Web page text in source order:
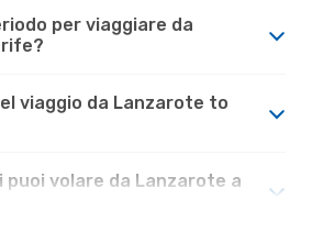
per viaggiare da
viaggio da Lanzarote to
puoi volare da Lanzarote a